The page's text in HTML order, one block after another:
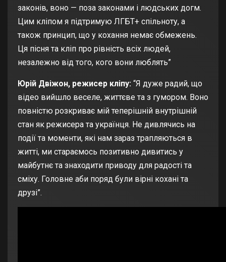
законів, воно — поза законами і людських догм.
Цим кліпом я підтримую ЛГБТ+ спільноту, а
також принцип, що у кохання немає обмежень.
Ця пісня та кліп про рівність всіх людей,
незалежно від того, кого вони люблять”
Юрій Двіжон, режисер кліпу: “Я дуже радий, що
відео вийшло веселе, життєве та з гумором. Воно
повністю розкриває мій теперішній внутрішній
стан як режисера та українця. Не дивлячись на
події та моменти, які нам зараз трапляються в
житті, ми стараємось позитивно дивитись у
майбутнє та знаходити приводу для радості та
сміху. Головне аби поряд були вірні кохані та
друзі”.